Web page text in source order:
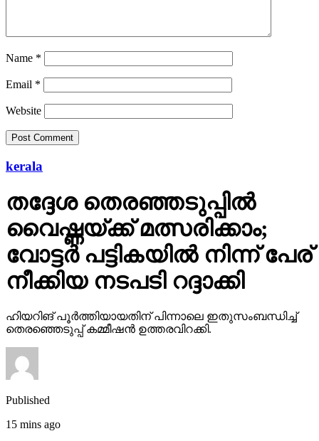
Name *
Email *
Website
kerala
തദ്ദേശ തെരഞ്ഞടുപ്പില്‍
വൈഷ്ണയ്ക്ക് മത്സരിക്കാം;
വോട്ടര്‍ പട്ടികയില്‍ നിന്ന് പേര്
നീക്കിയ നടപടി റദ്ദാക്കി
ഹിയറിങ് പൂര്‍ത്തിയായതിന് പിന്നാലെ ഇതുസംബന്ധിച്ച്
തെരഞ്ഞെടുപ്പ് കമ്മീഷന്‍ ഉത്തരവിറക്കി.
Published
15 mins ago